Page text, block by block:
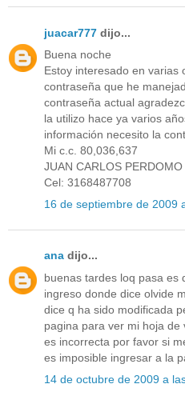
juacar777 dijo...
Buena noche
Estoy interesado en varias
contraseña que he
contraseña actual
la utilizo hace ya varios
información necesito la
Mi c.c. 80,036,637
JUAN CARLOS PERDOMO
Cel: 3168487708
16 de septiembre de 2009
ana dijo...
buenas tardes loq pasa es
ingreso donde dice olvide
dice q ha sido modificada
pagina para ver mi hoja
es incorrecta por favor si
es imposible ingresar a la
14 de octubre de 2009 a